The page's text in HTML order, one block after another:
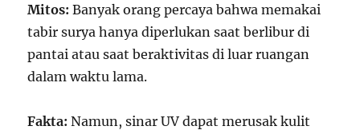
Mitos: Banyak orang percaya bahwa memakai
tabir surya hanya diperlukan saat berlibur di
pantai atau saat beraktivitas di luar ruangan
dalam waktu lama.
Fakta: Namun, sinar UV dapat merusak kulit